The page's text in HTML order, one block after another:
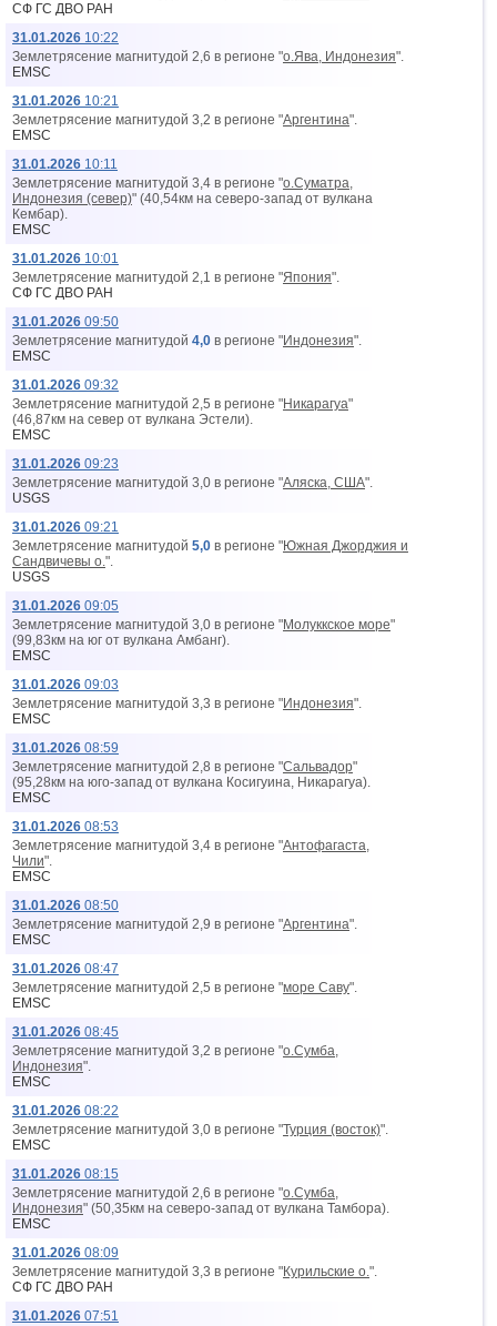
СФ ГС ДВО РАН
31.01.2026 10:22
Землетрясение магнитудой 2,6 в регионе "о.Ява, Индонезия".
EMSC
31.01.2026 10:21
Землетрясение магнитудой 3,2 в регионе "Аргентина".
EMSC
31.01.2026 10:11
Землетрясение магнитудой 3,4 в регионе "о.Суматра,
Индонезия (север)" (40,54км на северо-запад от вyлкана
Кембар).
EMSC
31.01.2026 10:01
Землетрясение магнитудой 2,1 в регионе "Япония".
СФ ГС ДВО РАН
31.01.2026 09:50
Землетрясение магнитудой 4,0 в регионе "Индонезия".
EMSC
31.01.2026 09:32
Землетрясение магнитудой 2,5 в регионе "Никарагуа"
(46,87км на север от вyлкана Эстели).
EMSC
31.01.2026 09:23
Землетрясение магнитудой 3,0 в регионе "Аляска, США".
USGS
31.01.2026 09:21
Землетрясение магнитудой 5,0 в регионе "Южная Джорджия и
Сандвичевы о.".
USGS
31.01.2026 09:05
Землетрясение магнитудой 3,0 в регионе "Молуккское море"
(99,83км на юг от вyлкана Амбанг).
EMSC
31.01.2026 09:03
Землетрясение магнитудой 3,3 в регионе "Индонезия".
EMSC
31.01.2026 08:59
Землетрясение магнитудой 2,8 в регионе "Сальвадор"
(95,28км на юго-запад от вyлкана Косигуина, Никарагуа).
EMSC
31.01.2026 08:53
Землетрясение магнитудой 3,4 в регионе "Антофагаста,
Чили".
EMSC
31.01.2026 08:50
Землетрясение магнитудой 2,9 в регионе "Аргентина".
EMSC
31.01.2026 08:47
Землетрясение магнитудой 2,5 в регионе "море Саву".
EMSC
31.01.2026 08:45
Землетрясение магнитудой 3,2 в регионе "о.Сумба,
Индонезия".
EMSC
31.01.2026 08:22
Землетрясение магнитудой 3,0 в регионе "Турция (восток)".
EMSC
31.01.2026 08:15
Землетрясение магнитудой 2,6 в регионе "о.Сумба,
Индонезия" (50,35км на северо-запад от вyлкана Тамбора).
EMSC
31.01.2026 08:09
Землетрясение магнитудой 3,3 в регионе "Курильские о.".
СФ ГС ДВО РАН
31.01.2026 07:51